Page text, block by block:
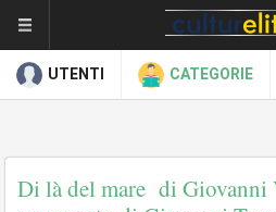
UTENTI CATEGORIE
Di là del mare di Giovanni